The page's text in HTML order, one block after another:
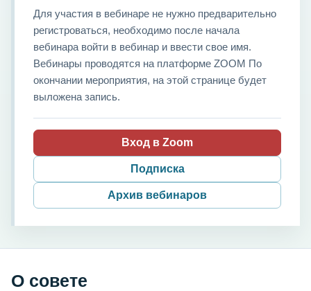
Для участия в вебинаре не нужно предварительно
регистроваться, необходимо после начала
вебинара войти в вебинар и ввести свое имя.
Вебинары проводятся на платформе ZOOM По
окончании мероприятия, на этой странице будет
выложена запись.
Вход в Zoom
Подписка
Архив вебинаров
О совете